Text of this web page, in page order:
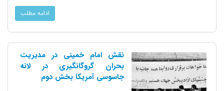
ادامه مطلب
نقش امام خمینی در مدیریت
بحران گروگانگیری در لانه
جاسوسی آمریکا بخش دوم